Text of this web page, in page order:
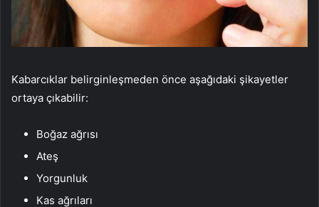
Kabarcıklar belirginleşmeden önce aşağıdaki şikayetler
ortaya çıkabilir:
Boğaz ağrısı
Ateş
Yorgunluk
Kas ağrıları